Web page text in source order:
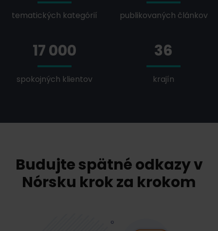
tematických kategórií publikovaných článkov
17 000
spokojných klientov
36
krajín
Budujte spätné odkazy v
Nórsku krok za krokom